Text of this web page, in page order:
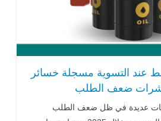
عند التسوية مسجلة خسائر
ضعف الطلب
عديدة في ظل ضعف الطلب